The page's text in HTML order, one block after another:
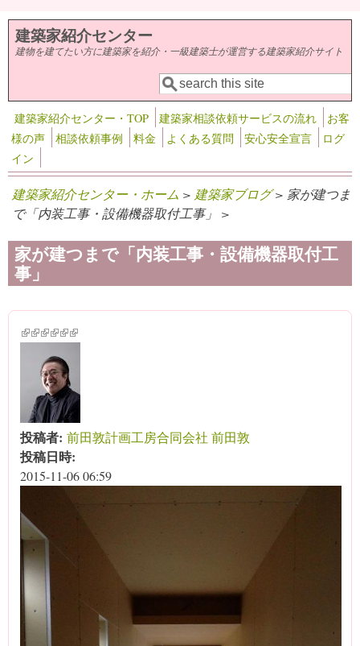
メインコンテンツに移動
建築家紹介センター
建物を建てたい方に建築家を紹介・一級建築士が運営する建築家紹介サイト
検索フォーム
検索
建築家紹介センター・TOP 建築家相談依頼サービスの流れ
お客
様の声
相談依頼事例 料金 よくある質問 安心安全宣言
ログ
イン
建築家紹介センター・ホーム > 建築家ブログ> 家が建つま
で「内装工事・設備機器取付工事」 >
家が建つまで「内装工事・設備機器取付工
事」
(link is external)
(link is external)
(link is external)
(link is external)
(link is external)
(link is external)
投稿者: 前田敦計画工房合同会社 前田敦
投稿日時:
2015-11-06 06:59